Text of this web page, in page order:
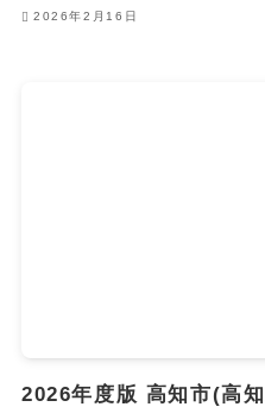
2026年2月16日
2026年度版 高知市(高